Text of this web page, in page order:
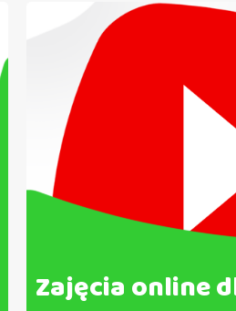
Zajęcia online